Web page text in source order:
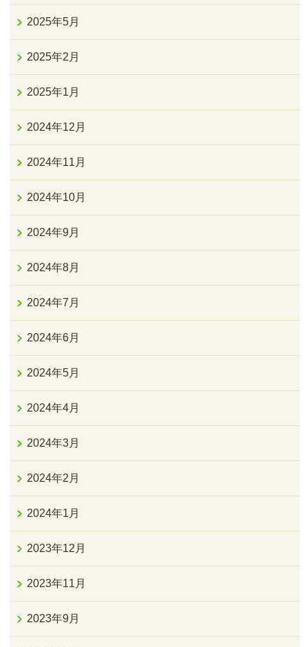
2025年5月
2025年2月
2025年1月
2024年12月
2024年11月
2024年10月
2024年9月
2024年8月
2024年7月
2024年6月
2024年5月
2024年4月
2024年3月
2024年2月
2024年1月
2023年12月
2023年11月
2023年9月